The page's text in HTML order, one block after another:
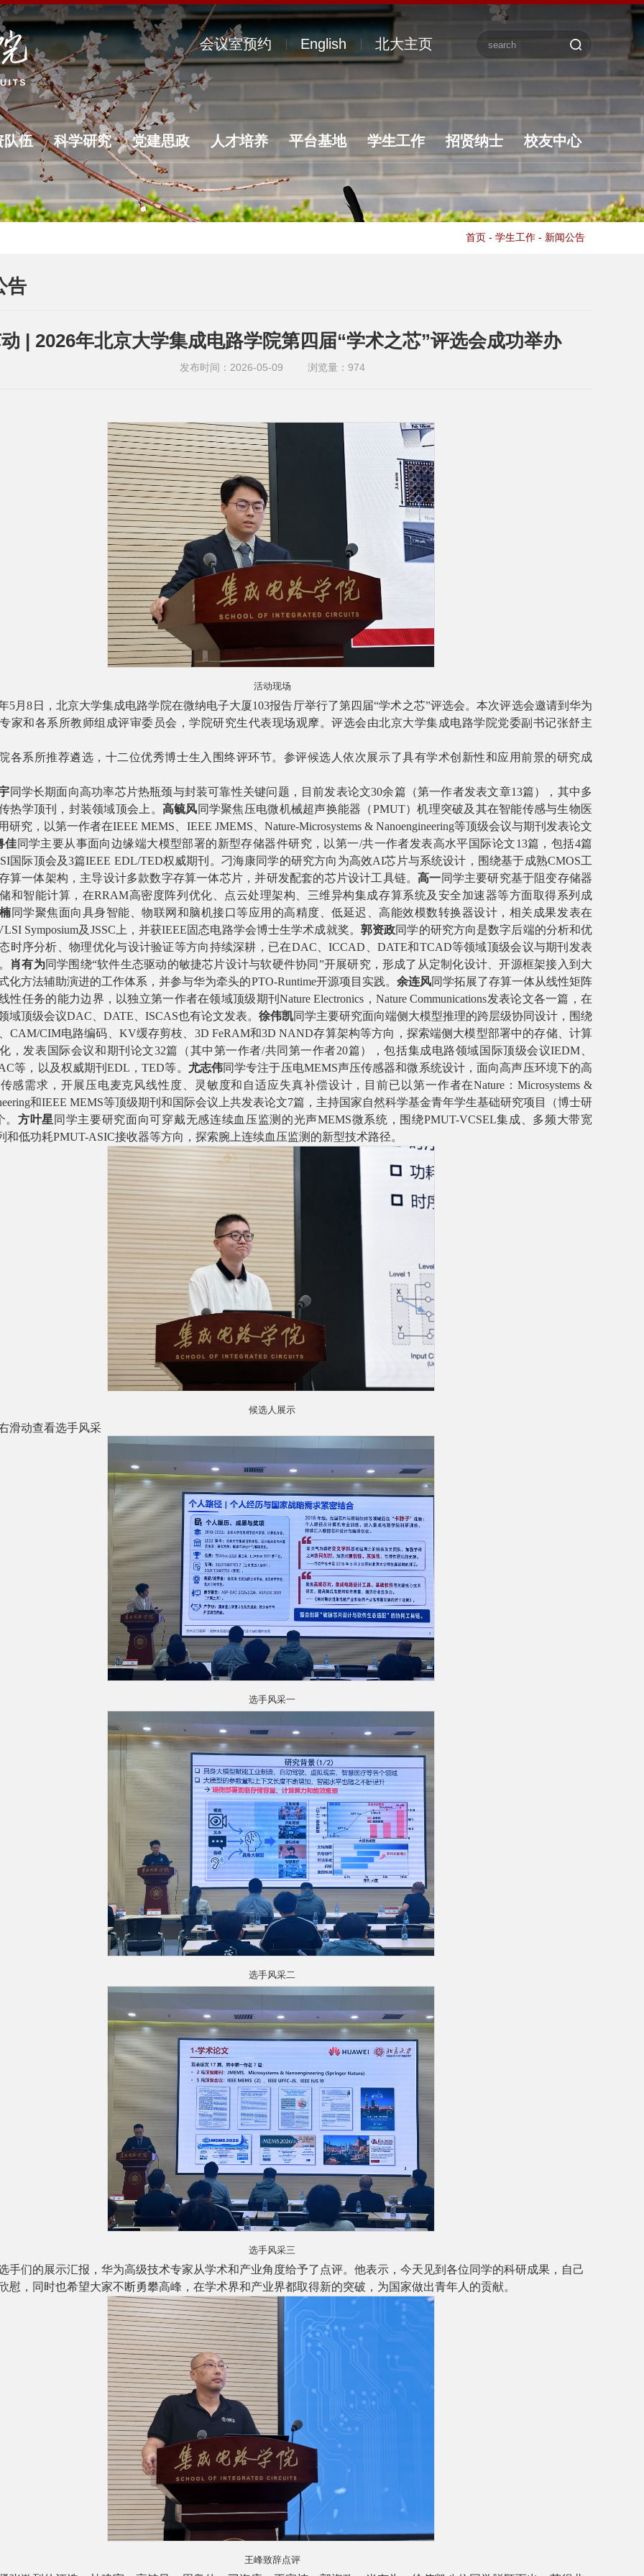
会议室预约 English 北大主页
队伍 科学研究 党建思政 人才培养 平台基地 学生工作 招贤纳士 校友中心
首页 - 学生工作 - 新闻公告
告
| 2026年北京大学集成电路学院第四届“学术之芯”评选会成功举办
发布时间：2026-05-09 浏览量： 974
活动现场
5月8 日，北京大学集成电路学院在微纳电子大厦103报告厅举行了第四届“学术之芯”评选会。本次评选会邀请到华为
家和各系所教师组成评审委员会，学院研究生代表现场观摩。评选会由北京大学集成电路学院党委副书记张舒主
各系所推荐遴选，十二位优秀博士生入围终评环节。参评候选人依次展示了具有学术创新性和应用前景的研究成
同学长期面向高功率芯片热瓶颈与封装可靠性关键问题 ，目前发表论文30余篇（第一作者发表文章13篇），其中多
热学顶刊，封装领域顶会上。 高毓风同学聚焦压电微机械超声换能器（PMUT）机理突破及其在智能传感与生物医
研究 ，以第一作者在IEEE MEMS IEEE JMEMS Nature-Microsystems & Nanoengineering等顶级会议与期刊发表论文
佳同学主要从事面向边缘端大模型部署的新型存储器件研究，以第一/共一作者发表高水平国际论文13篇，包括4篇
国际顶会及3篇IEEE EDL/TED权威期刊 。 刁海康同学的研究方向 为高效AI芯片与系统设计，围绕基于成熟CMOS工
算一体架构，主导设计多款数字存算一体芯片 ，并研发配套的芯片设计工具链。高一同学主要研究基于阻变存储器
和智能计算，在RRAM高密度阵列优化、点云处理架构、三维异构集成存算系统及安全加速器等方面取得系列成
同学聚焦面向具身智能、物联网和脑机接口等应用的高精度、低延迟、高能效模数转换器设计，相关成果发表在
Symposium及 JSSC 上，并获IEEE固态电路学会博士生学术成就奖。 郭资政同学的研究方向是数字后端的分析和优
时序分析、物理优化与设计验证等方向持续深耕，已在DAC 、ICCAD DATE和TCAD等领域顶级会议与期刊发表
肖有为同学围绕“软件生态驱动的敏捷芯片设计与软硬件协同 ”开展研究，形成了从定制化设计、开源框架接入到大
化方法辅助演进的工作体系，并参与华为牵头的PTO-Runtime开源项目实践。 余连风同学拓展了存算一体从线性矩阵
性任务的能力边界 ，以独立第一作者在领域顶级期刊Nature Electronics ，Nature Communications发表论文各一篇，在
域顶级会议DAC DATE ISCAS也有论文发表。 徐伟凯同学主要研究面向端侧大模型推理的跨层级协同设计，围绕
CAM/CIM电路编码、 KV缓存剪枝、 3D FeRAM和3D NAND存算架构等方向，探索端侧大模型部署中的存储、计算
，发表国际会议和期刊论文32篇（其中第一作者/共同第一作者20篇），包括集成电路领域国际顶级会议IEDM
等，以及权威期刊EDL ，TED等。 尤志伟同学专注于压电MEMS声压传感器和微系统设计，面向高声压环境下的高
感需求，开展压电麦克风线性度、灵敏度和自适应失真补偿设计，目前已以第一作者在Nature ：Microsystems &
和IEEE MEMS等顶级期刊和国际会议上共发表论文7篇，主持国家自然科学基金青年学生基础研究项目（博士研
。方叶星 同学主要研究面向可穿戴无感连续血压监测的光声MEMS微系统，围绕PMUT-VCSEL集成、多频大带宽
和低功耗PMUT-ASIC接收器等方向，探索腕上连续血压监测的新型技术路径。
候选人展示
滑动查看选手风采
选手风采一
选手风采二
选手风采三
手们的展示汇报， 华为高级技术专家从学术和产业角度给予了点评。他表示，今天见到各位同学的科研成果 ， 自己
慰，同时也希望大家不断勇攀高峰，在学术界和产业界都取得新的突破，为国家做出青年人的贡献。
王峰致辞点评